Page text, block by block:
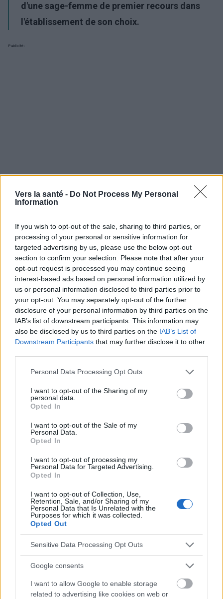
Vers la santé - Do Not Process My Personal
Information
If you wish to opt-out of the sale, sharing to third parties, or
processing of your personal or sensitive information for
targeted advertising by us, please use the below opt-out
section to confirm your selection. Please note that after your
opt-out request is processed you may continue seeing
interest-based ads based on personal information utilized by
us or personal information disclosed to third parties prior to
your opt-out. You may separately opt-out of the further
disclosure of your personal information by third parties on the
IAB’s list of downstream participants. This information may
also be disclosed by us to third parties on the IAB’s List of
Downstream Participants that may further disclose it to other
Please note that this website/app uses one or more Google
not limited to your visit or usage behaviour. You may click to
grant or deny consent to Google and its third-party tags to
use your data for below specified purposes in below Google
consent section.
Personal Data Processing Opt Outs
I want to opt-out of the Sharing of my
personal data.
Opted In
I want to opt-out of the Sale of my
Personal Data.
Opted In
I want to opt-out of processing my
Personal Data for Targeted Advertising.
Opted In
I want to opt-out of Collection, Use,
Retention, Sale, and/or Sharing of my
Personal Data that Is Unrelated with the
Purposes for which it was collected.
Opted Out
Sensitive Data Processing Opt Outs
Google consents
I want to allow Google to enable storage
related to advertising like cookies on web or
d'une sage-femme de premier recours dans
l'établissement de son choix.
Publicité:
Utile? Partagez-le sur Facebook!
Vous voulez rester informé ? Suivez-
nous sur
Goog e
News
EN RAPPORT
Sujets Grossesse Le rôle de la sage-femme
Livraison Sage-femme
Les sources
1. Avis du ministre de la Santé du 9 juin 2023 relatif à la
publication du texte consolidé du règlement du ministre de la
Santé relatif à la norme organisationnelle des soins périnatals 2.
à l'étendue des tâches du médecin de premier recours, de
l'infirmier de premier recours et de la sage-femme de premier
recours.
Le contenu et les documents de ce site Web sont éducatifs et
informatifs. L'éditeur et les éditeurs du site ne sont pas
responsables des effets de leur utilisation. Avant d'utiliser les
conseils et astuces contenus dans le site, vous devez
absolument consulter votre médecin.
Publicité: